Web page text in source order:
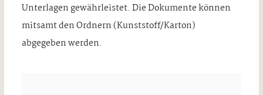
Unterlagen gewährleistet. Die Dokumente können
mitsamt den Ordnern (Kunststoff/Karton)
abgegeben werden.